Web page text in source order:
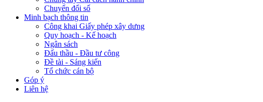
Chuyển đổi số
Minh bạch thông tin
Công khai Giấy phép xây dưng
Quy hoạch - Kế hoạch
Ngân sách
Đấu thầu - Đầu tư công
Đề tài - Sáng kiến
Tổ chức cán bộ
Góp ý
Liên hệ